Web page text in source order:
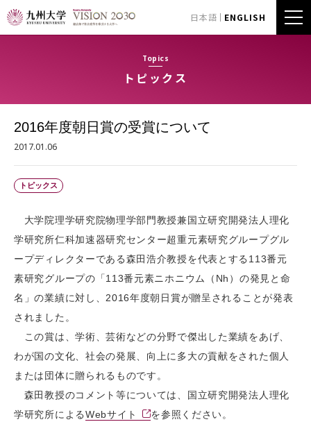
日本語 ENGLISH
Topics
トピックス
2016年度朝日賞の受賞について
2017.01.06
トピックス
大学院理学研究院物理学部門教授兼国立研究開発法人理化
学研究所仁科加速器研究センター超重元素研究グループグル
ープディレクターである森田浩介教授を代表とする113番元
素研究グループの「113番元素ニホニウム（Nh）の発見と命
名」の業績に対し、2016年度朝日賞が贈呈されることが発表
されました。
この賞は、学術、芸術などの分野で傑出した業績をあげ、
わが国の文化、社会の発展、向上に多大の貢献をされた個人
または団体に贈られるものです。
森田教授のコメント等については、国立研究開発法人理化
学研究所によるWebサイト を参照ください。